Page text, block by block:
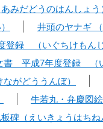
みだどうのはんしょう
井頭のヤナギ
録 （いぐちけもんじ
書 平成7年度登録 （
がどううんぼ）
牛若丸・弁慶図
碑（えいきょうはちね